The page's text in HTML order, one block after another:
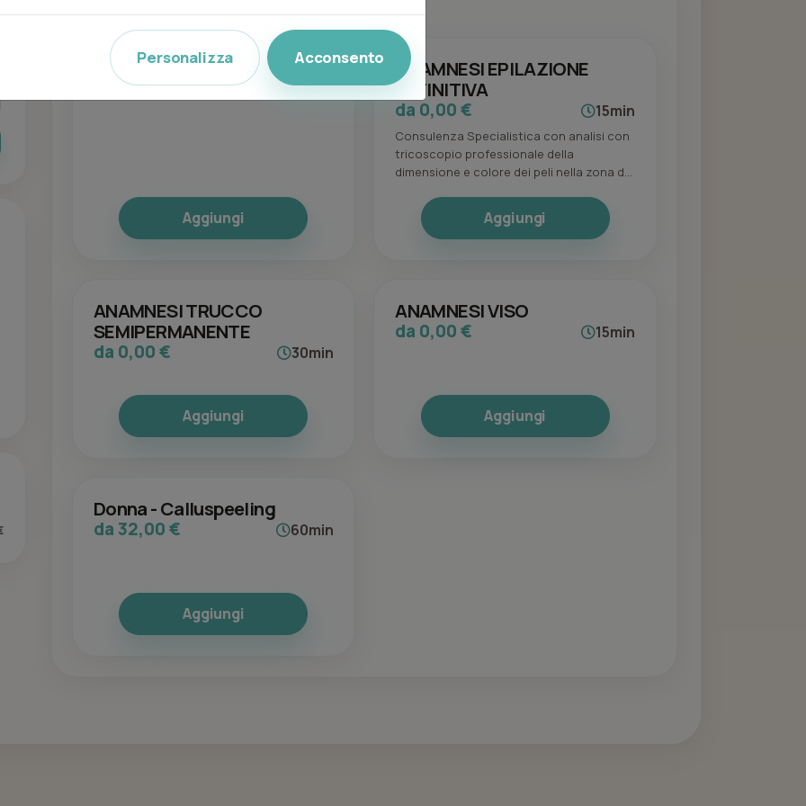
Trattamenti (5)
ANAMNESI CORPO
da 0,00 € 60min
Aggiungi
ANAMNESI EPILAZIONE
DEFINITIVA
da 0,00 € 15min
Consulenza Specialistica con analisi con
tricoscopio professionale della
dimensione e colore dei peli nella zona da
condizione della pelle e analisi puntuale
delle condizioni ormonali per eventuali
controindicazioni .
Aggiungi
ANAMNESI TRUCCO
SEMIPERMANENTE
da 0,00 € 30min
Aggiungi
ANAMNESI VISO
da 0,00 € 15min
Aggiungi
Donna - Calluspeeling
da 32,00 € 60min
Aggiungi
Personalizza Acconsento